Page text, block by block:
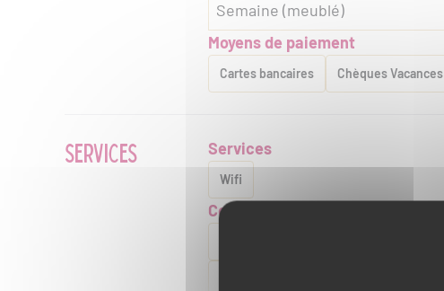
Semaine (meublé)
Moyens de paiement
Cartes bancaires Chèques Vacances
SERVICES Services
Wifi
Conforts